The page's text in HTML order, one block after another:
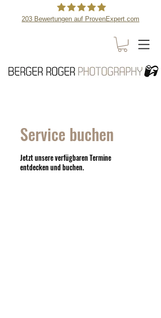
Berger Roger Photography
203 Bewertungen auf ProvenExpert.com
Service buchen
Jetzt unsere verfügbaren Termine
entdecken und buchen.